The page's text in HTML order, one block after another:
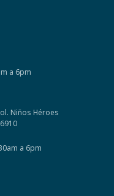
a 6pm
Niños Héroes
a 6pm